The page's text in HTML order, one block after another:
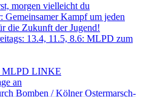
morgen vielleicht du
Kampf um jeden
die Zukunft der Jugend!
13.4, 11.5, 8.6: MLPD zum
MLPD LINKE
an
Bomben / Kölner Ostermarsch-